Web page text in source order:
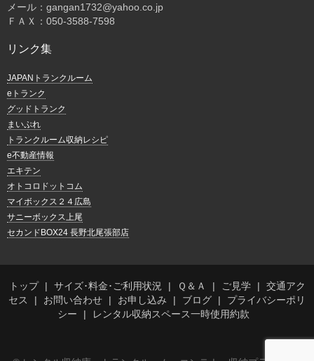
メール：gangan1732@yahoo.co.jp
ＦＡＸ：050-3588-7598
リンク集
JAPANトランクルーム
eトランク
グッドトランク
まいぷれ
トランクルーム収納レシピ
e不動産情報
エキテン
オトコロドットコム
マイボックス２４広島
サニーボックス上尾
セカンドBOX24 長野北尾張部店
トップ サイズ･料金･ご利用状況 Ｑ＆Ａ ご見学
交通アク
セス
お問い合わせ お申し込み ブログ
プライバシーポリ
シー
レンタル収納スペース一時使用約款